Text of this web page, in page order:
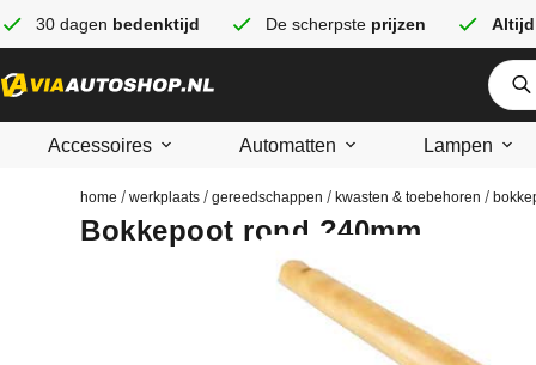
30 dagen bedenktijd De scherpste prijzen
Accessoires Automatten Lampen
home /werkplaats /gereedschappen /kwasten & toebehoren /
Bokkepoot rond ?40mm